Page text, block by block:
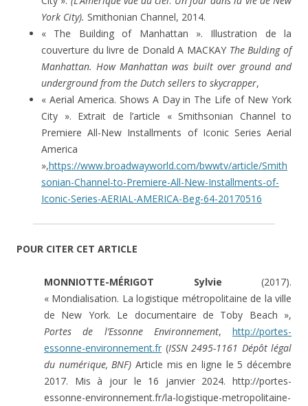
York City). Smithonian Channel, 2014.
« The Building of Manhattan ». Illustration de la
couverture du livre de Donald A MACKAY The Bulding of
Manhattan. How Manhattan was built over ground and
underground from the Dutch sellers to skycrapper,
« Aerial America. Shows A Day in The Life of New York
City ». Extrait de l’article « Smithsonian Channel to
Premiere All-New Installments of Iconic Series Aerial
America
»,https://www.broadwayworld.com/bwwtv/article/Smith
sonian-Channel-to-Premiere-All-New-Installments-of-
Iconic-Series-AERIAL-AMERICA-Beg-64-20170516
POUR CITER CET ARTICLE
MONNIOTTE-MÉRIGOT Sylvie (2017).
« Mondialisation. La logistique métropolitaine de la ville
de New York. Le documentaire de Toby Beach »,
Portes de l’Essonne Environnement, http://portes-
essonne-environnement.fr (ISSN 2495-1161 Dépôt légal
du numérique, BNF) Article mis en ligne le 5 décembre
2017. Mis à jour le 16 janvier 2024. http://portes-
essonne-environnement.fr/la-logistique-metropolitaine-